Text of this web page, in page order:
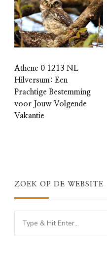
Athene 0 1213 NL
Hilversum: Een
Prachtige Bestemming
voor Jouw Volgende
Vakantie
ZOEK OP DE WEBSITE
Looking
for